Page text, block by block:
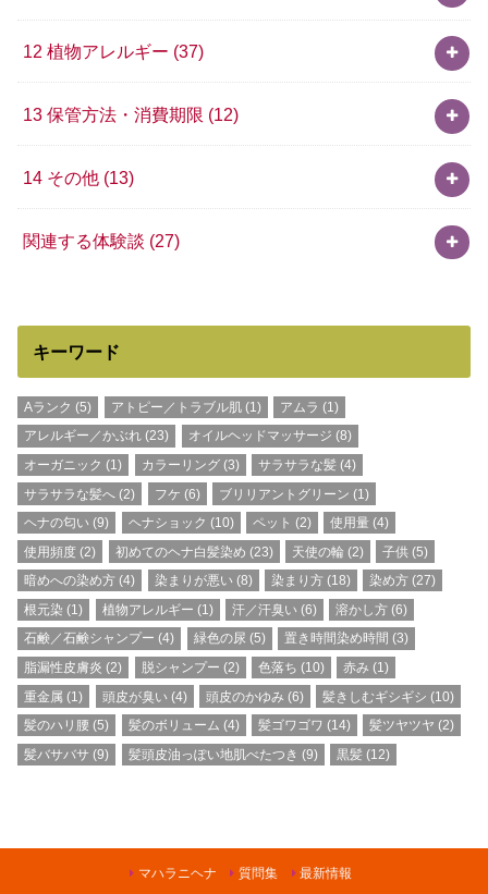
12 植物アレルギー (37)
13 保管方法・消費期限 (12)
14 その他 (13)
関連する体験談 (27)
キーワード
Aランク (5) アトピー／トラブル肌(1) アムラ (1)
アレルギー／かぶれ (23) オイルヘッドマッサージ (8)
オーガニック (1) カラーリング(3) サラサラな髪(4)
サラサラな髪へ (2) フケ (6) ブリリアントグリーン (1)
ヘナの匂い (9) ヘナショック (10) ペット (2) 使用量 (4)
使用頻度 (2) 初めてのヘナ白髪染め (23) 天使の輪 (2) 子供 (5)
暗めへの染め方 (4) 染まりが悪い(8) 染まり方(18) 染め方 (27)
根元染 (1) 植物アレルギー (1) 汗／汗臭い(6) 溶かし方 (6)
石鹸／石鹸シャンプー (4) 緑色の尿 (5) 置き時間染め時間 (3)
脂漏性皮膚炎 (2) 脱シャンプー (2) 色落ち (10) 赤み (1)
重金属 (1) 頭皮が臭い(4) 頭皮のかゆみ (6) 髪きしむギシギシ (10)
髪のハリ腰 (5) 髪のボリューム (4) 髪ゴワゴワ (14) 髪ツヤツヤ (2)
髪バサバサ (9) 髪頭皮油っぽい地肌べたつき (9) 黒髪(12)
マハラニヘナ 質問集 最新情報